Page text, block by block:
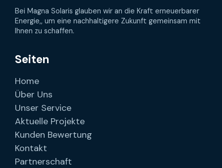
Bei Magna Solaris glauben wir an die Kraft erneuerbarer
Energie,, um eine nachhaltigere Zukunft gemeinsam mit
Ihnen zu schaffen.
Seiten
Home
Über Uns
Unser Service
Aktuelle Projekte
Kunden Bewertung
Kontakt
Partnerschaft